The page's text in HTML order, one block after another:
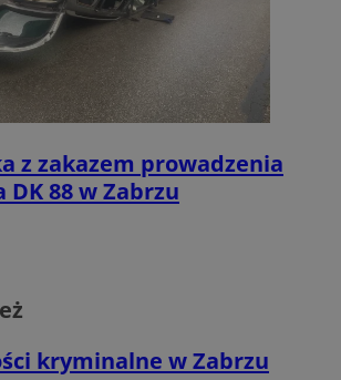
z zakazem prowadzenia
DK 88 w Zabrzu
kryminalne w Zabrzu